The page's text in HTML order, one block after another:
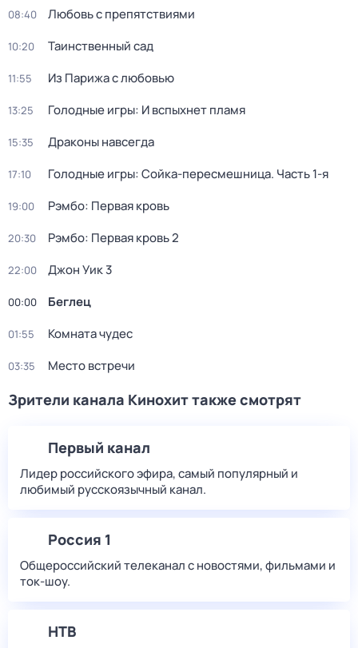
08:40 Любовь с препятствиями
10:20 Таинственный сад
11:55 Из Парижа с любовью
13:25 Голодные игры: И вспыхнет пламя
15:35 Драконы навсегда
17:10 Голодные игры: Сойка-пересмешница. Часть 1-я
19:00 Рэмбо: Первая кровь
20:30 Рэмбо: Первая кровь 2
22:00 Джон Уик 3
00:00 Беглец
01:55 Комната чудес
03:35 Место встречи
Зрители канала Кинохит также смотрят
Первый канал
Лидер российского эфира, самый популярный и
любимый русскоязычный канал.
Россия 1
Общероссийский телеканал с новостями, фильмами и
ток-шоу.
НТВ